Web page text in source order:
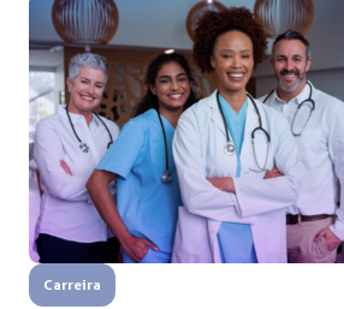
Carreira